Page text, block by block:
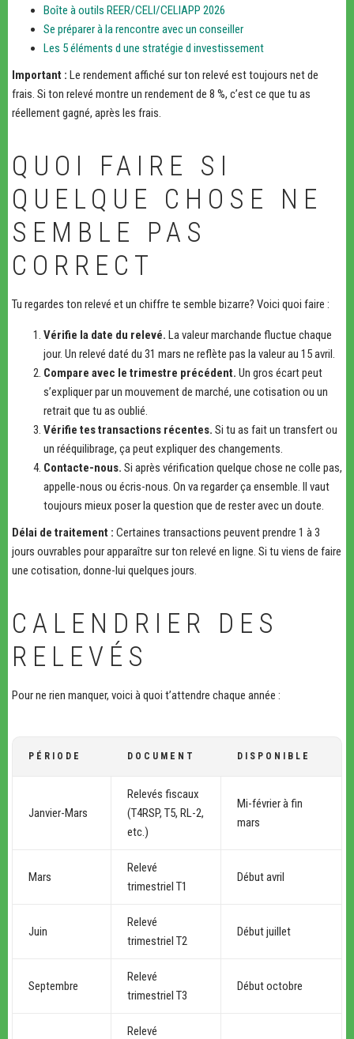
Boîte à outils REER/CELI/CELIAPP 2026
Se préparer à la rencontre avec un conseiller
Les 5 éléments d une stratégie d investissement
Important : Le rendement affiché sur ton relevé est toujours net de
frais. Si ton relevé montre un rendement de 8 %, c’est ce que tu as
réellement gagné, après les frais.
QUOI FAIRE SI
QUELQUE CHOSE NE
SEMBLE PAS
CORRECT
Tu regardes ton relevé et un chiffre te semble bizarre? Voici quoi faire :
Vérifie la date du relevé. La valeur marchande fluctue chaque
jour. Un relevé daté du 31 mars ne reflète pas la valeur au 15 avril.
Compare avec le trimestre précédent. Un gros écart peut
s’expliquer par un mouvement de marché, une cotisation ou un
retrait que tu as oublié.
Vérifie tes transactions récentes. Si tu as fait un transfert ou
un rééquilibrage, ça peut expliquer des changements.
Contacte-nous. Si après vérification quelque chose ne colle pas,
appelle-nous ou écris-nous. On va regarder ça ensemble. Il vaut
toujours mieux poser la question que de rester avec un doute.
Délai de traitement : Certaines transactions peuvent prendre 1 à 3
jours ouvrables pour apparaître sur ton relevé en ligne. Si tu viens de faire
une cotisation, donne-lui quelques jours.
CALENDRIER DES
RELEVÉS
Pour ne rien manquer, voici à quoi t’attendre chaque année :
PÉRIODE DOCUMENT DISPONIBLE
Janvier-Mars
Relevés fiscaux
(T4RSP, T5, RL-2,
etc.)
Mi-février à fin
mars
Mars
Relevé
trimestriel T1
Début avril
Juin
Relevé
trimestriel T2
Début juillet
Septembre
Relevé
trimestriel T3
Début octobre
Relevé